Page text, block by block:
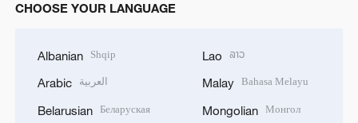
CHOOSE YOUR LANGUAGE
Albanian Shqip
Arabic العربية
Belarusian Беларуская
Lao ລາວ
Malay Bahasa Melayu
Mongolian Монгол